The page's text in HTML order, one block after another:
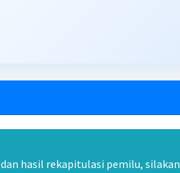
hasil rekapitulasi pemilu, silakan